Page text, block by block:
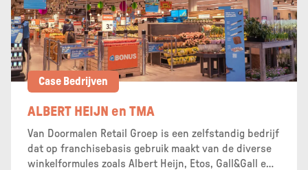
ALBERT HEIJN en TMA
Van Doormalen Retail Groep is een zelfstandig bedrijf
dat op franchisebasis gebruik maakt van de diverse
winkelformules zoals Albert Heijn, Etos, Gall&Gall en
Case Bedrijven